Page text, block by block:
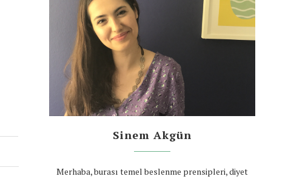
Sinem Akgün
Merhaba, burası temel beslenme prensipleri, diyet